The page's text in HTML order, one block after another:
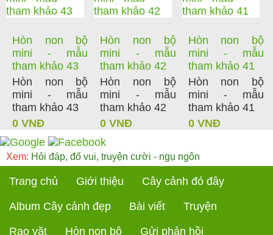
Hòn non bộ
mini - mẫu
tham khảo 43
Hòn non bộ
mini - mẫu
tham khảo 43
0 VNĐ
Hòn non bộ
mini - mẫu
tham khảo 42
Hòn non bộ
mini - mẫu
tham khảo 42
0 VNĐ
Hòn non bộ
mini - mẫu
tham khảo 41
Hòn non bộ
mini - mẫu
tham khảo 41
0 VNĐ
Xem: Hỏi đáp, đố vui, truyện cười - ngụ ngôn
Trang chủ Giới thiệu Cây cảnh đó đây
Album Cây cảnh đẹp Bài viết Truyện
Rao vặt Hòn non bộ Gửi phản hồi